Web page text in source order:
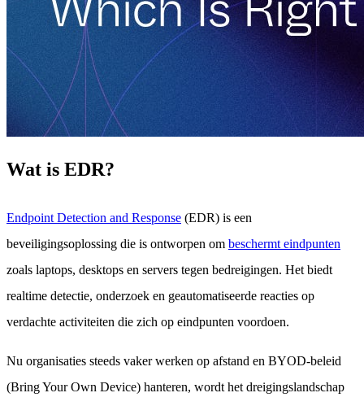
Wat is EDR?
Endpoint Detection and Response (EDR) is een
beveiligingsoplossing die is ontworpen om beschermt eindpunten
zoals laptops, desktops en servers tegen bedreigingen. Het biedt
realtime detectie, onderzoek en geautomatiseerde reacties op
verdachte activiteiten die zich op eindpunten voordoen.
Nu organisaties steeds vaker werken op afstand en BYOD-beleid
(Bring Your Own Device) hanteren, wordt het dreigingslandschap